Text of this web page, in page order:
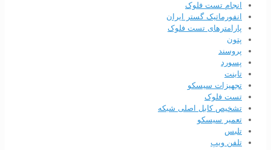
انجام تست فلوک
انفورماتیک گستر ایران
پارامترهای تست فلوک
پتون
پروسند
پسورد
تاینت
تجهیزات سیسکو
تست فلوک
تشخیص کابل اصلی شبکه
تعمیر سیسکو
تلبس
تلفن ویپ